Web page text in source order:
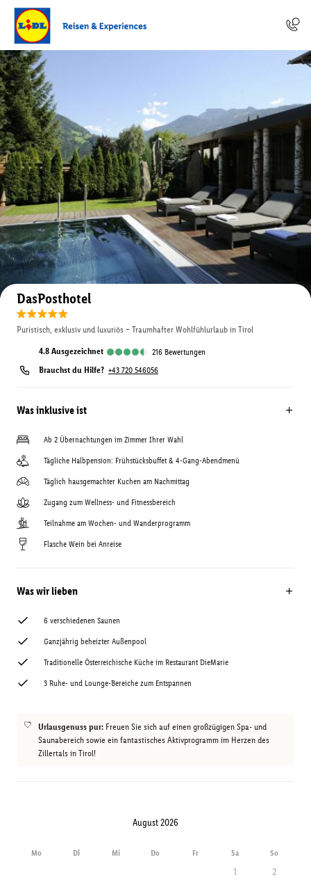
Auf der Karte anzeigen
DasPosthotel
Puristisch, exklusiv und luxuriös – Traumhafter Wohlfühlurlaub in Tirol
4.8 ausgezeichnet 216 Bewertungen
Brauchst du Hilfe? +43 720 546056
Was inklusive ist
Ab 2 Übernachtungen im Zimmer Ihrer Wahl
Tägliche Halbpension: Frühstücksbuffet & 4-Gang-Abendmenü
Täglich hausgemachter Kuchen am Nachmittag
Zugang zum Wellness- und Fitnessbereich
Teilnahme am Wochen- und Wanderprogramm
Flasche Wein bei Anreise
Was wir lieben
6 verschiedenen Saunen
Ganzjährig beheizter Außenpool
Traditionelle Österreichische Küche im Restaurant DieMarie
3 Ruhe- und Lounge-Bereiche zum Entspannen
Urlausgenuss pur: Freuen Sie sich auf einen großzügigen Spa- und
Saunabereich sowie ein fantastisches Aktivprogramm im Herzen des
Zillertals in Tirol!
August 2026
Mo Di Mi Do Fr Sa So
1
2